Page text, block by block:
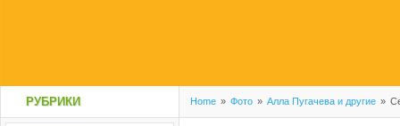
Home » Фото » Алла Пугачева и другие »
РУБРИКИ